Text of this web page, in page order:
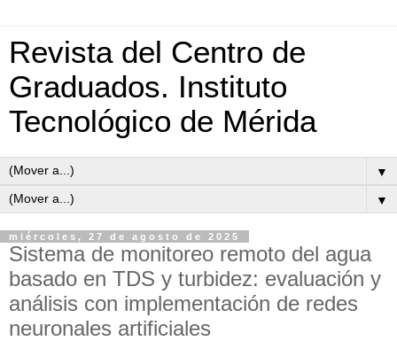
Revista del Centro de
Graduados. Instituto
Tecnológico de Mérida
▼
▼
miércoles, 27 de agosto de 2025
Sistema de monitoreo remoto del agua
basado en TDS y turbidez: evaluación y
análisis con implementación de redes
neuronales artificiales